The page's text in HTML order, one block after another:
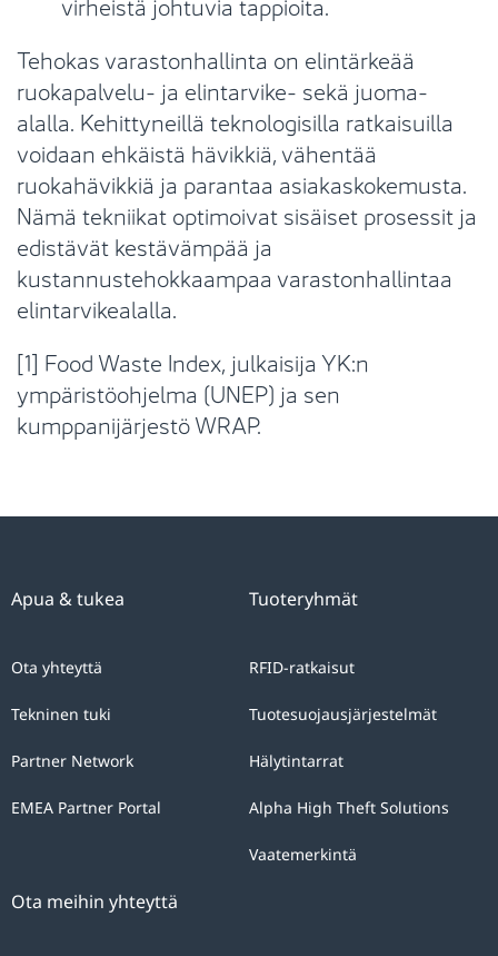
Tehokas varastonhallinta on elintärkeää
ruokapalvelu- ja elintarvike- sekä juoma-
alalla. Kehittyneillä teknologisilla ratkaisuilla
voidaan ehkäistä hävikkiä, vähentää
ruokahävikkiä ja parantaa asiakaskokemusta.
Nämä tekniikat optimoivat sisäiset prosessit ja
edistävät kestävämpää ja
kustannustehokkaampaa varastonhallintaa
elintarvikealalla.
[1] Food Waste Index, julkaisija YK:n
ympäristöohjelma (UNEP) ja sen
kumppanijärjestö WRAP.
Tuoteryhmät
RFID-ratkaisut
Tuotesuojausjärjestelmät
Hälytintarrat
Alpha High Theft Solutions
Vaatemerkintä
Apua & tukea
Ota yhteyttä
Tekninen tuki
Partner Network
EMEA Partner Portal
Ota meihin yhteyttä